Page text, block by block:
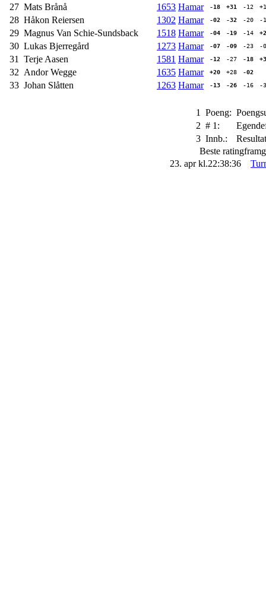
27 Mats Brånå 1653 Hamar -18 +31 -12
28 Håkon Reiersen 1302 Hamar -02 -32 -20 -
29 Magnus Van Schie-Sundsback 1518 Hamar -04 -19 -14
30 Lukas Bjerregård 1273 Hamar -07 -09 -23 -
31 Terje Aasen 1581 Hamar -12 -27 -18
32 Andor Wegge 1635 Hamar +20 +28 -02
33 Johan Slåtten 1263 Hamar -13 -26 -16 -
1 Poeng:
2 # 1:
3 Innb.:
Beste
23. apr kl.22:38:36